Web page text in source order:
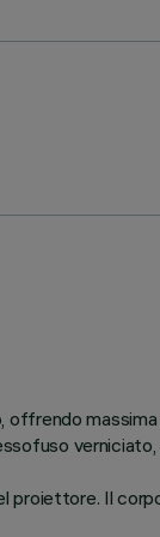
proiettore. Il